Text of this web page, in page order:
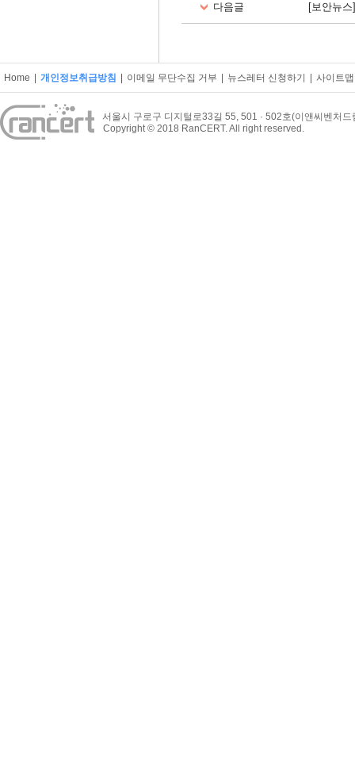
다음글 [보안뉴
Home 개인정보취급방침 이메일 무단수집 거부 뉴스레터 신청하기 사이트맵
서울시 구로구 디지털로33길 55, 501 · 502호(이앤씨벤처드
Copyright © 2018 RanCERT. All right reserved.